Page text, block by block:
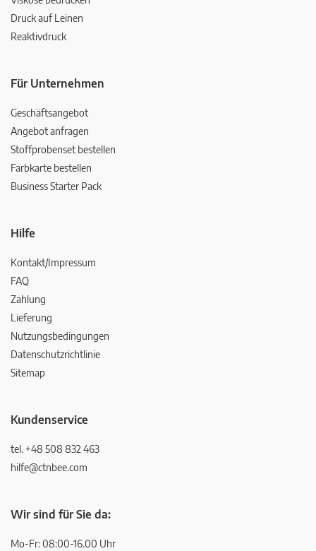
Druck auf Leinen
Reaktivdruck
Für Unternehmen
Geschäftsangebot
Angebot anfragen
Stoffprobenset bestellen
Farbkarte bestellen
Business Starter Pack
Hilfe
Kontakt/Impressum
FAQ
Zahlung
Lieferung
Nutzungsbedingungen
Datenschutzrichtlinie
Sitemap
Kundenservice
tel. +48 508 832 463
hilfe@ctnbee.com
Wir sind für Sie da:
Mo-Fr: 08:00-16.00 Uhr